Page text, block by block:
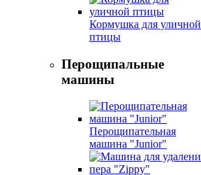
Кормушка для уличной
птицы
Перощипальные
машины
Перощипательная
машина "Junior"